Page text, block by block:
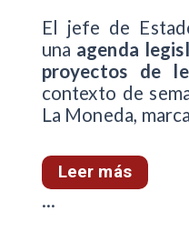
El jefe de
una agenda
proyectos de
contexto de
La Moneda,
Leer más
...